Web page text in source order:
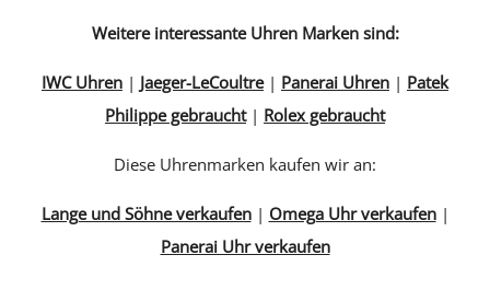
Weitere interessante Uhren Marken sind:
IWC Uhren | Jaeger-LeCoultre| Panerai Uhren | Patek
Philippe gebraucht| Rolex gebraucht
Diese Uhrenmarken kaufen wir an:
Lange und Söhne verkaufen| Omega Uhr verkaufen|
Panerai Uhr verkaufen